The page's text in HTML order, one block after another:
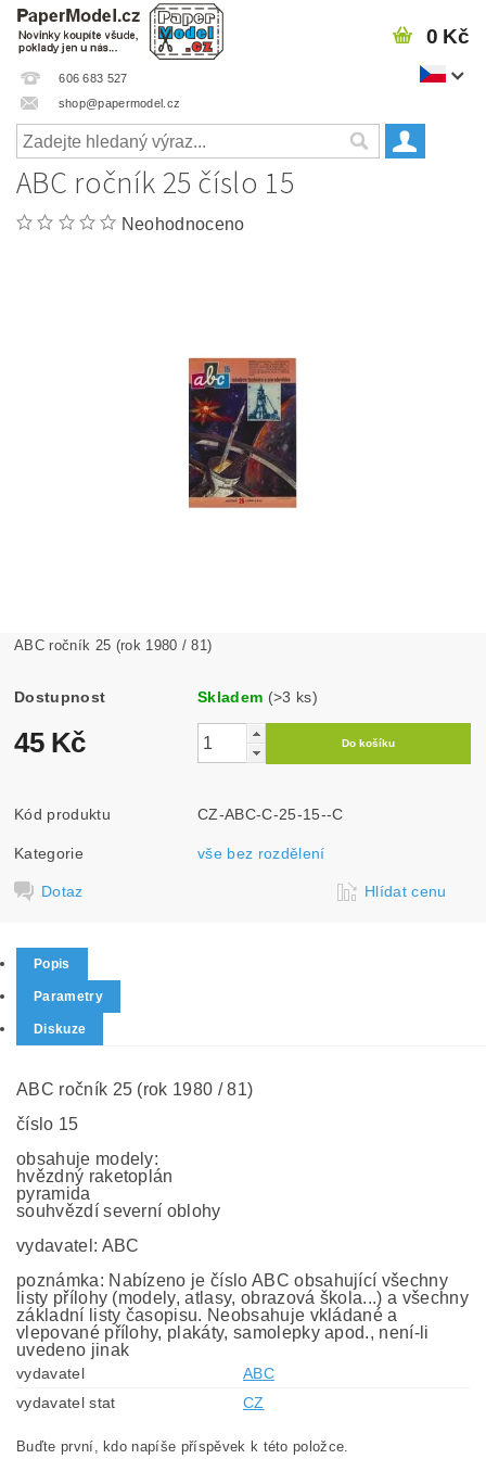
606 683 527
shop@papermodel.cz
0 Kč
ABC ročník 25 číslo 15
Neohodnoceno
ABC ročník 25 (rok 1980 / 81)
Dostupnost Skladem (>3 ks)
45 Kč
Kód produktu CZ-ABC-C-25-15--C
Kategorie vše bez rozdělení
Dotaz Hlídat cenu
Popis
Parametry
Diskuze
ABC ročník 25 (rok 1980 / 81)
číslo 15
obsahuje modely:
hvězdný raketoplán
pyramida
souhvězdí severní oblohy
vydavatel: ABC
poznámka: Nabízeno je číslo ABC obsahující všechny
listy přílohy (modely, atlasy, obrazová škola...) a všechny
základní listy časopisu. Neobsahuje vkládané a
vlepované přílohy, plakáty, samolepky apod., není-li
uvedeno jinak
vydavatel
ABC
vydavatel stat
CZ
Buďte první, kdo napíše příspěvek k této položce.